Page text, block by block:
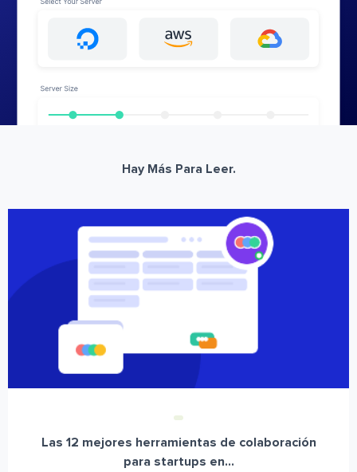
Hay Más Para Leer.
Las 12 mejores herramientas de colaboración
para startups en...